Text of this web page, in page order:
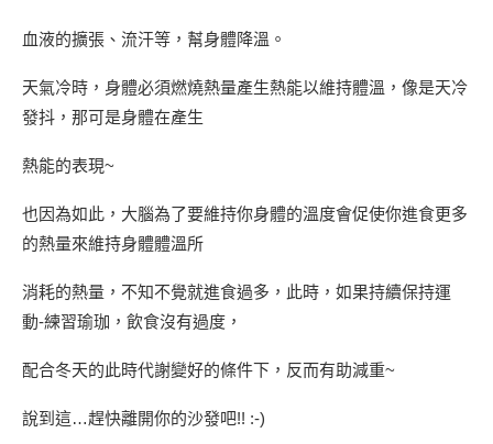
血液的擴張、流汗等，幫身體降溫。
天氣冷時，身體必須燃燒熱量產生熱能以維持體溫，像是天冷
發抖，那可是身體在產生
熱能的表現~
也因為如此，大腦為了要維持你身體的溫度會促使你進食更多
的熱量來維持身體體溫所
消耗的熱量，不知不覺就進食過多，此時，如果持續保持運
動-練習瑜珈，飲食沒有過度，
配合冬天的此時代謝變好的條件下，反而有助減重~
說到這…趕快離開你的沙發吧!! :-)